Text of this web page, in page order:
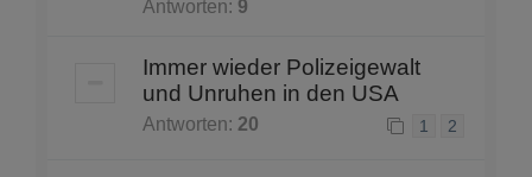
Antworten: 9
Immer wieder Polizeigewalt
und Unruhen in den USA
Antworten: 20 1 2